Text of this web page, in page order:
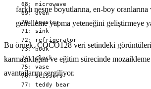
  68: microwave
  69: oven
  70: toaster
  71: sink
  72: refrigerator
  73: book
  74: clock
  75: vase
  76: scissors
  77: teddy bear
farklı nesne boyutlarına, en-boy oranlarına
genelleme yapma yeteneğini geliştirmeye
Bu örnek, COCO128 veri setindeki
karmaşıklığını ve eğitim sürecinde
avantajlarını sergiliyor.